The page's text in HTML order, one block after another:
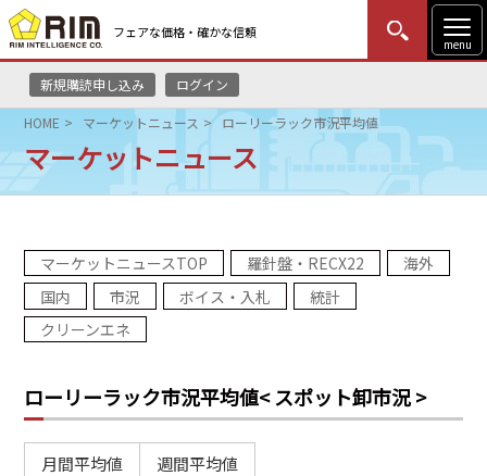
フェアな価格・確かな信頼
menu
新規購読申し込み ログイン
MENU
はじめての方
HOME
リムレポート
メソドロジー
コンサルティング
HOME マーケットニュース ローリーラック市況平均値
マーケットニュース
マーケットニュースTOP 羅針盤・RECX22
海外
国内
市況 ボイス・入札
統計
クリーンエネ
ローリーラック市況平均値< スポット卸市況 >
月間平均値
週間平均値